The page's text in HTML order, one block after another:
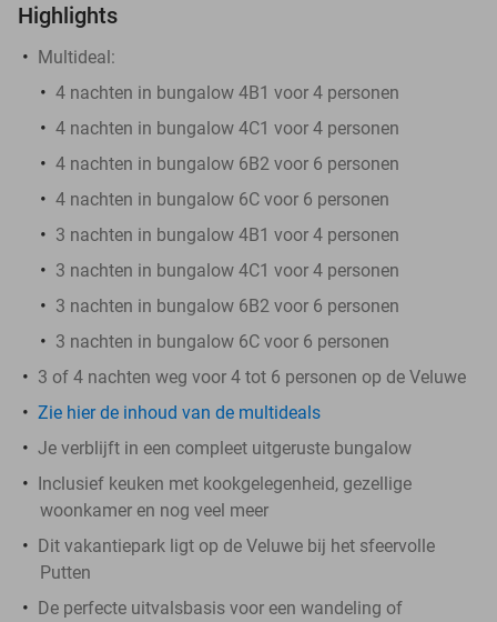
Highlights
Multideal:
4 nachten in bungalow 4B1 voor 4 personen
4 nachten in bungalow 4C1 voor 4 personen
4 nachten in bungalow 6B2 voor 6 personen
4 nachten in bungalow 6C voor 6 personen
3 nachten in bungalow 4B1 voor 4 personen
3 nachten in bungalow 4C1 voor 4 personen
3 nachten in bungalow 6B2 voor 6 personen
3 nachten in bungalow 6C voor 6 personen
3 of 4 nachten weg voor 4 tot 6 personen op de Veluwe
Zie hier de inhoud van de multideals
Je verblijft in een compleet uitgeruste bungalow
Inclusief keuken met kookgelegenheid, gezellige
woonkamer en nog veel meer
Dit vakantiepark ligt op de Veluwe bij het sfeervolle
Putten
De perfecte uitvalsbasis voor een wandeling of